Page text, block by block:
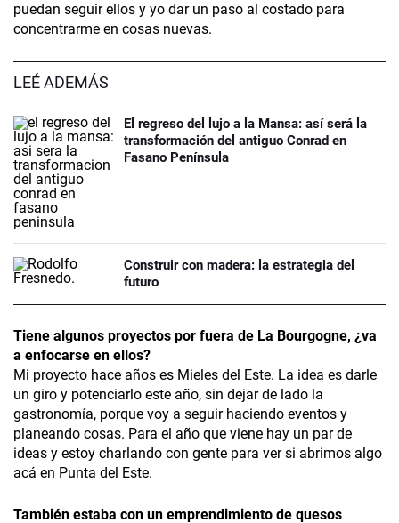
puedan seguir ellos y yo dar un paso al costado para
concentrarme en cosas nuevas.
LEÉ ADEMÁS
El regreso del lujo a la Mansa: así será la
transformación del antiguo Conrad en
Fasano Península
Construir con madera: la estrategia del
futuro
Tiene algunos proyectos por fuera de La Bourgogne, ¿va
a enfocarse en ellos?
Mi proyecto hace años es Mieles del Este. La idea es darle
un giro y potenciarlo este año, sin dejar de lado la
gastronomía, porque voy a seguir haciendo eventos y
planeando cosas. Para el año que viene hay un par de
ideas y estoy charlando con gente para ver si abrimos algo
acá en Punta del Este.
También estaba con un emprendimiento de quesos